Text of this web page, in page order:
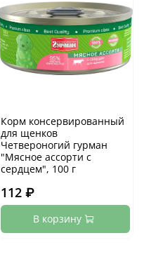
Корм консервированный
для щенков
Четвероногий гурман
"Мясное ассорти с
сердцем", 100 г
112 ₽
В корзину